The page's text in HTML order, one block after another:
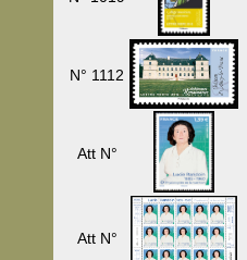
N° 1112
Att N°
Att N°